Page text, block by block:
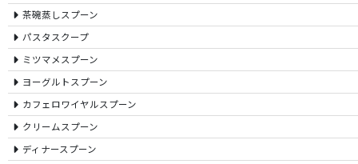
茶碗蒸しスプーン
パスタスクープ
ミツマメスプーン
ヨーグルトスプーン
カフェロワイヤルスプーン
クリームスプーン
ディナースプーン